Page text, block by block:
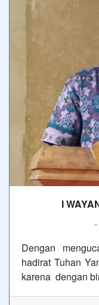
I
Dengan
hadirat Tuhan
karena dengan